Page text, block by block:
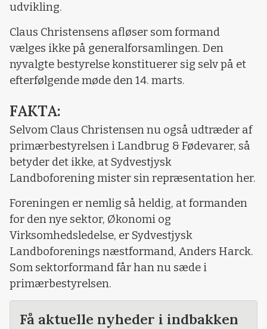
udvikling.
Claus Christensens afløser som formand
vælges ikke på generalforsamlingen. Den
nyvalgte bestyrelse konstituerer sig selv på et
efterfølgende møde den 14. marts.
FAKTA:
Selvom Claus Christensen nu også udtræder af
primærbestyrelsen i Landbrug & Fødevarer, så
betyder det ikke, at Sydvestjysk
Landboforening mister sin repræsentation her.
Foreningen er nemlig så heldig, at formanden
for den nye sektor, Økonomi og
Virksomhedsledelse, er Sydvestjysk
Landboforenings næstformand, Anders Harck.
Som sektorformand får han nu sæde i
primærbestyrelsen.
Få aktuelle nyheder i indbakken